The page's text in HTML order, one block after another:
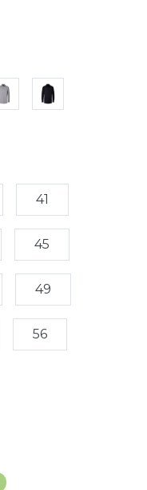
41
45
49
56